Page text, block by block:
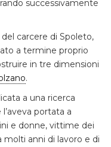
successivamente
carcere di Spoleto,
a termine proprio
in tre dimensioni
.
a una ricerca
portata a
e donne, vittime dei
molti anni di lavoro e di